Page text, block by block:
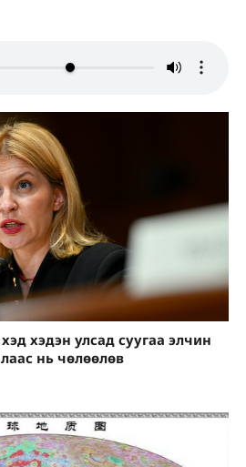
хэдэн улсад суугаа элчин
нь чөлөөлөв